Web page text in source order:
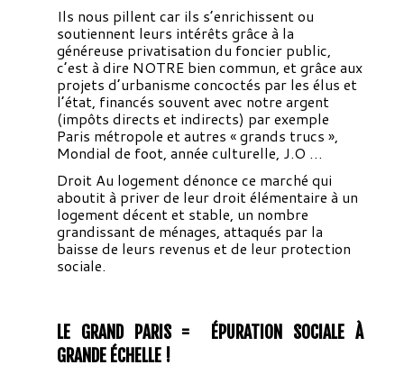
Ils nous pillent car ils s’enrichissent ou
soutiennent leurs intérêts grâce à la
généreuse privatisation du foncier public,
c’est à dire NOTRE bien commun, et grâce aux
projets d’urbanisme concoctés par les élus et
l’état, financés souvent avec notre argent
(impôts directs et indirects) par exemple
Paris métropole et autres « grands trucs »,
Mondial de foot, année culturelle, J.O …
Droit Au logement dénonce ce marché qui
aboutit à priver de leur droit élémentaire à un
logement décent et stable, un nombre
grandissant de ménages, attaqués par la
baisse de leurs revenus et de leur protection
sociale.
LE GRAND PARIS = ÉPURATION SOCIALE À
GRANDE ÉCHELLE !